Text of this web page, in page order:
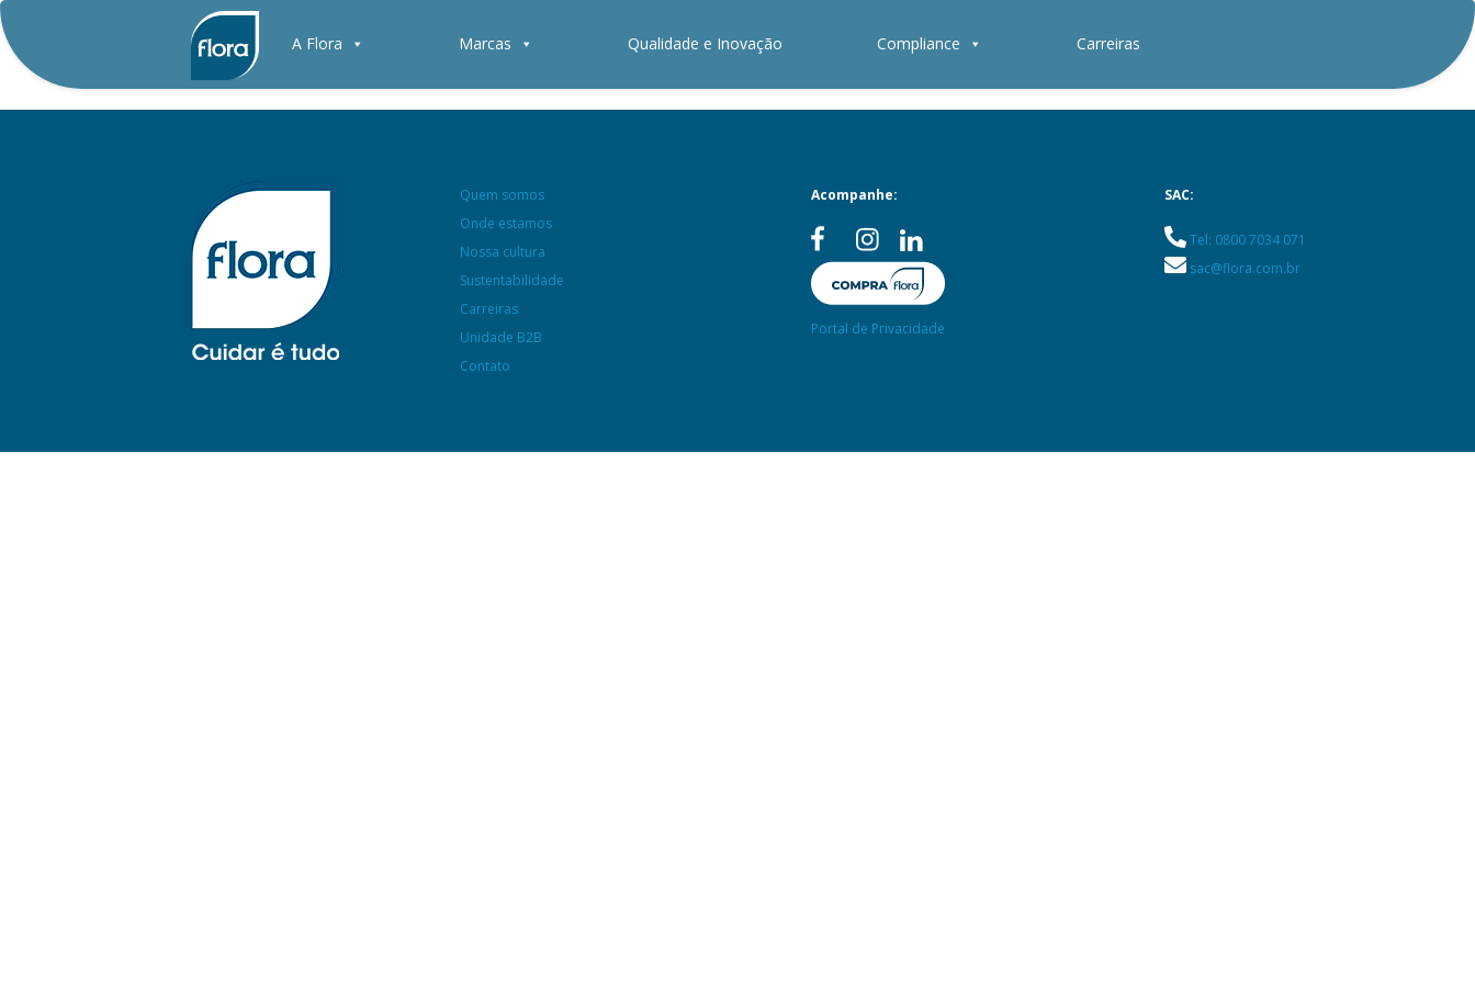
A Flora Marcas Qualidade e Inovação Compliance Carreiras
Quem somos
Onde estamos
Nossa cultura
Sustentabilidade
Carreiras
Unidade B2B
Contato
Acompanhe:
Portal de Privacidade
SAC:
Tel: 0800 7034 071
sac@flora.com.br